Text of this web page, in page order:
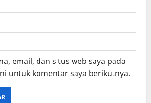
email, dan situs web saya pada
untuk komentar saya berikutnya.